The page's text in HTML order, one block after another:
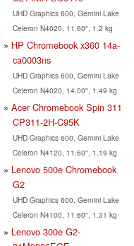
UHD Graphics 600, Gemini Lake
Celeron N4020, 11.60", 1.2 kg
HP Chromebook x360 14a-
ca0003ns
UHD Graphics 600, Gemini Lake
Celeron N4020, 14.00", 1.49 kg
Acer Chromebook Spin 311
CP311-2H-C95K
UHD Graphics 600, Gemini Lake
Celeron N4120, 11.60", 1.19 kg
Lenovo 500e Chromebook
G2
UHD Graphics 600, Gemini Lake
Celeron N4100, 11.60", 1.31 kg
Lenovo 300e G2-